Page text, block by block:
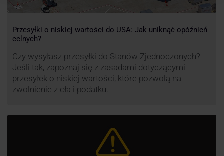
Przesyłki o niskiej wartości do USA: Jak uniknąć opóźnień
celnych?
Czy wysyłasz przesyłki do Stanów Zjednoczonych?
Jeśli tak, zapoznaj się z zasadami dotyczącymi
przesyłek o niskiej wartości, które pozwolą na
zwolnienie z cła i podatku.